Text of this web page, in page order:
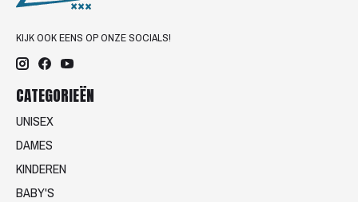
KIJK OOK EENS OP ONZE SOCIALS!
CATEGORIEËN
UNISEX
DAMES
KINDEREN
BABY'S